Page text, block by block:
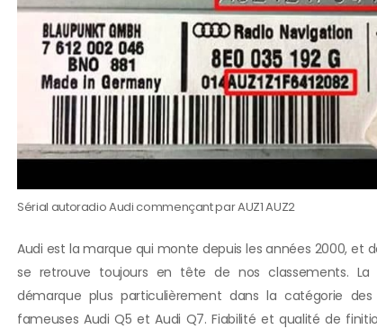
Sérial autoradio Audi commençant par AUZ1 AUZ2
Audi est la marque qui monte depuis les années 2000, et
se retrouve toujours en tête de nos classements. La
démarque plus particulièrement dans la catégorie
fameuses Audi Q5 et Audi Q7. Fiabilité et qualité de